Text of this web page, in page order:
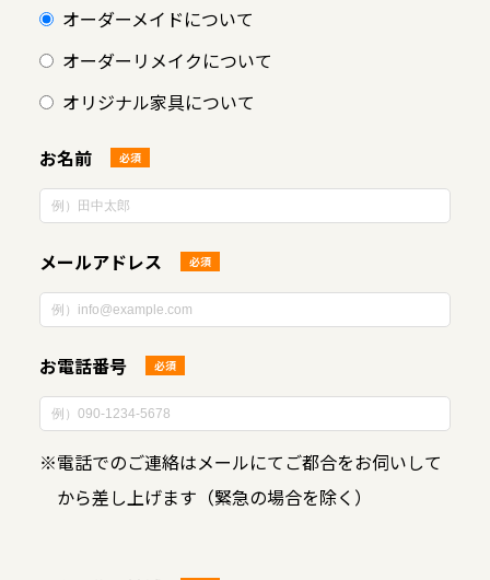
オーダーメイドについて
オーダーリメイクについて
オリジナル家具について
お名前 必須
メールアドレス 必須
お電話番号 必須
※電話でのご連絡はメールにてご都合をお伺いして
から差し上げます（緊急の場合を除く）